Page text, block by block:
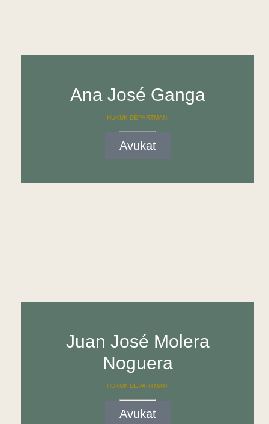
Ana José Ganga
HUKUK DEPARTMANI
Avukat
Juan José Molera
Noguera
HUKUK DEPARTMANI
Avukat